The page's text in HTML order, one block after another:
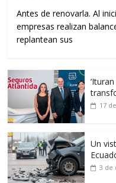
Antes de renovarla. Al
empresas realizan
replantean sus
17
Un
3 de